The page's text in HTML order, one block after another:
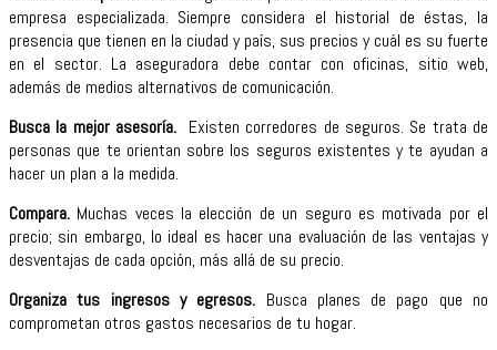
empresa especializada. Siempre considera el historial de éstas, la
presencia que tienen en la ciudad y país, sus precios y cuál es su fuerte
en el sector. La aseguradora debe contar con oficinas, sitio web,
además de medios alternativos de comunicación.
Busca la mejor asesoría. Existen corredores de seguros. Se trata de
personas que te orientan sobre los seguros existentes y te ayudan a
hacer un plan a la medida.
Compara. Muchas veces la elección de un seguro es motivada por el
precio; sin embargo, lo ideal es hacer una evaluación de las ventajas y
desventajas de cada opción, más allá de su precio.
Organiza tus ingresos y egresos. Busca planes de pago que no
comprometan otros gastos necesarios de tu hogar.